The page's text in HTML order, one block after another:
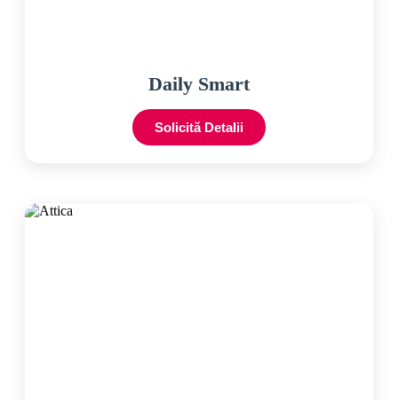
Daily Smart
Solicită Detalii